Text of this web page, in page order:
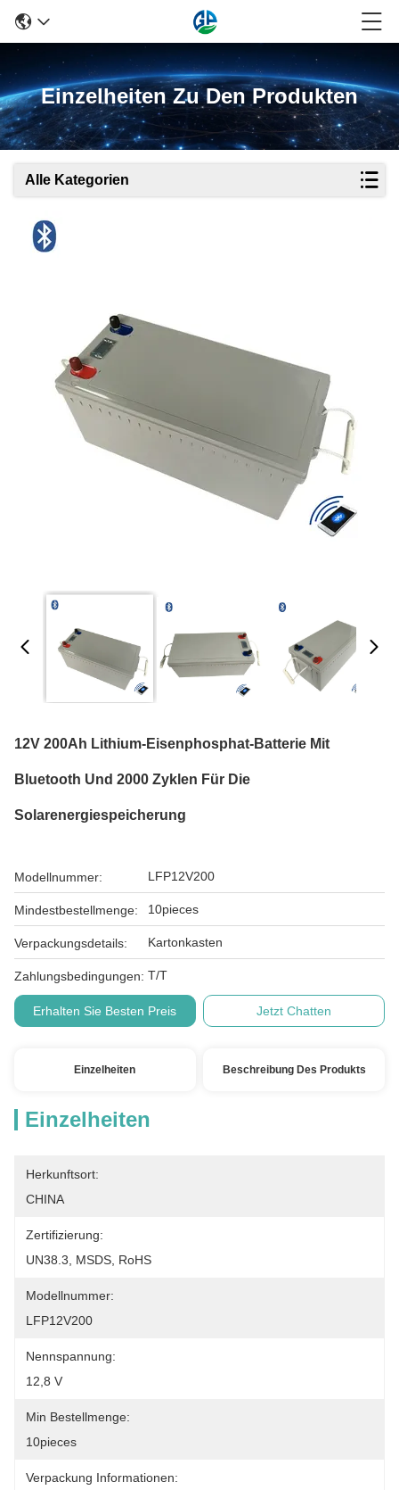
Einzelheiten Zu Den Produkten
Alle Kategorien
12V 200Ah Lithium-Eisenphosphat-Batterie Mit
Bluetooth Und 2000 Zyklen Für Die
Solarenergiespeicherung
Modellnummer: LFP12V200
Mindestbestellmenge: 10pieces
Verpackungsdetails: Kartonkasten
Zahlungsbedingungen: T/T
Erhalten Sie Besten Preis Jetzt Chatten
Einzelheiten Beschreibung Des Produkts
Einzelheiten
Herkunftsort:
CHINA
Zertifizierung:
UN38.3, MSDS, RoHS
Modellnummer:
LFP12V200
Nennspannung:
12,8 V
Min Bestellmenge:
10pieces
Verpackung Informationen: